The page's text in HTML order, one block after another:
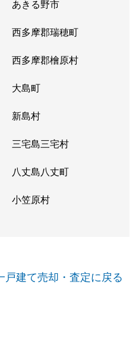
あきる野市
西多摩郡瑞穂町
西多摩郡檜原村
大島町
新島村
三宅島三宅村
八丈島八丈町
小笠原村
戸建て売却・査定に戻る